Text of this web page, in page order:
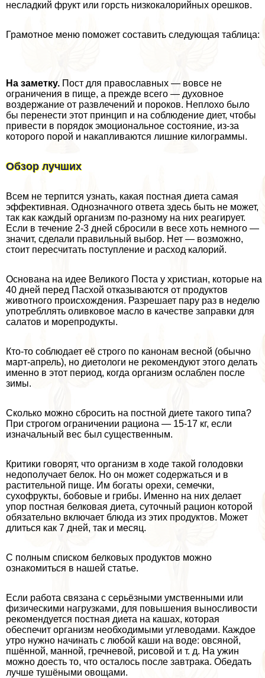
несладкий фрукт или горсть низкокалорийных орешков.
Грамотное меню поможет составить следующая таблица:
На заметку. Пост для православных — вовсе не
ограничения в пище, а прежде всего — духовное
воздержание от развлечений и пороков. Неплохо было
бы перенести этот принцип и на соблюдение диет, чтобы
привести в порядок эмоциональное состояние, из-за
которого порой и накапливаются лишние килограммы.
Обзор лучших
Всем не терпится узнать, какая постная диета самая
эффективная. Однозначного ответа здесь быть не может,
так как каждый организм по-разному на них реагирует.
Если в течение 2-3 дней сбросили в весе хоть немного —
значит, сделали правильный выбор. Нет — возможно,
стоит пересчитать поступление и расход калорий.
Основана на идее Великого Поста у христиан, которые на
40 дней перед Пасхой отказываются от продуктов
животного происхождения. Разрешает пару раз в неделю
употрeбллять оливковое масло в качестве заправки для
салатов и морепродукты.
Кто-то соблюдает её строго по канонам весной (обычно
март-апрель), но диетологи не рекомендуют этого делать
именно в этот период, когда организм ослаблен после
зимы.
Сколько можно сбросить на постной диете такого типа?
При строгом ограничении рациона — 15-17 кг, если
изначальный вес был существенным.
Критики говорят, что организм в ходе такой голодовки
недополучает белок. Но он может содержаться и в
растительной пище. Им богаты орехи, семечки,
сухофрукты, бобовые и грибы. Именно на них делает
упор постная белковая диета, суточный рацион которой
обязательно включает блюда из этих продуктов. Может
длиться как 7 дней, так и месяц.
С полным списком белковых продуктов можно
ознакомиться в нашей статье.
Если работа связана с серьёзными умственными или
физическими нагрузками, для повышения выносливости
рекомендуется постная диета на кашах, которая
обеспечит организм необходимыми углеводами. Каждое
утро нужно начинать с любой каши на воде: овсяной,
пшённой, манной, гречневой, рисовой и т. д. На ужин
можно доесть то, что осталось после завтpaка. Обедать
лучше тушёными овощами.